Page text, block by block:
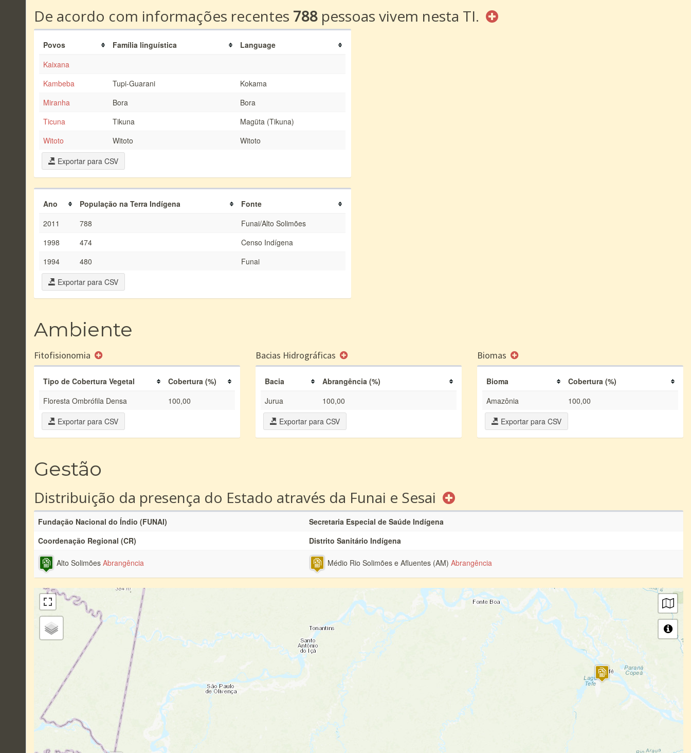
De acordo com informações recentes 788 pessoas vivem nesta TI.
Povos Família linguística
Language
Kaixana
Kambeba
Tupi-Guarani
Kokama
Miranha
Bora
Bora
Ticuna
Tikuna
Magüta (Tikuna)
Witoto
Witoto
Witoto
Exportar para CSV
Ano População na Terra Indígena
Fonte
2011
788
Funai/Alto Solimões
1998
474
Censo Indígena
1994
480
Funai
Exportar para CSV
Ambiente
Fitofisionomia
Tipo de Cobertura Vegetal
Cobertura (%)
Floresta Ombrófila Densa
100,00
Exportar para CSV
Bacias Hidrográficas
Bacia
Abrangência (%)
Jurua
100,00
Exportar para CSV
Biomas
Bioma
Cobertura (%)
Amazônia
100,00
Exportar para CSV
Gestão
Distribuição da presença do Estado através da Funai e Sesai
Fundação Nacional do Índio (FUNAI)
Secretaria Especial de Saúde Indígena
Coordenação Regional (CR)
Distrito Sanitário Indígena
Alto Solimões Abrangência Médio Rio Solimões e Afluentes (AM) Abrangência